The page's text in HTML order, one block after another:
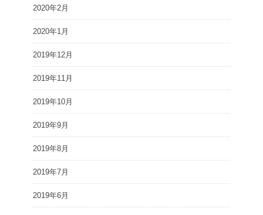
2020年2月
2020年1月
2019年12月
2019年11月
2019年10月
2019年9月
2019年8月
2019年7月
2019年6月